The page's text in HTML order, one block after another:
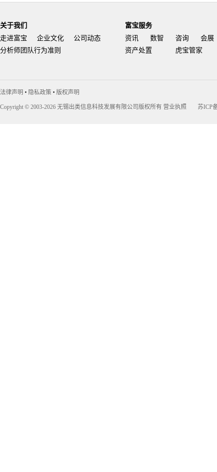
关于我们
走进富宝
企业文化
公司动态
分析师团队行为准则
富宝服务
资讯
数智 咨询
会展
资产处置
虎宝管家
法律声明 • 隐私政策 • 版权声明
Copyright © 2003-2026 无锡出类信息科技发展有限公司版权所有 营业执照 苏ICP